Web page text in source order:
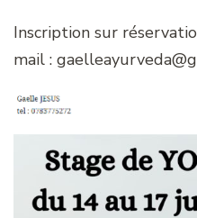
Inscription sur
mail :